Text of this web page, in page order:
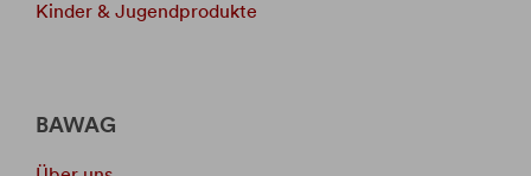
Kinder & Jugendprodukte
BAWAG